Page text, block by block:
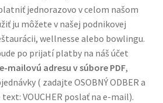
jednorazovo v celom našom
ju môžete v našej podnikovej
wellnesse alebo bowlingu.
po prijatí platby na náš účet
mailovú adresu v súbore PDF,
( zadajte OSOBNÝ ODBER a
VOUCHER poslať na e-mail).